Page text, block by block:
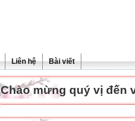
Liên hệ Bài viết
Chào mừng quý vị đến